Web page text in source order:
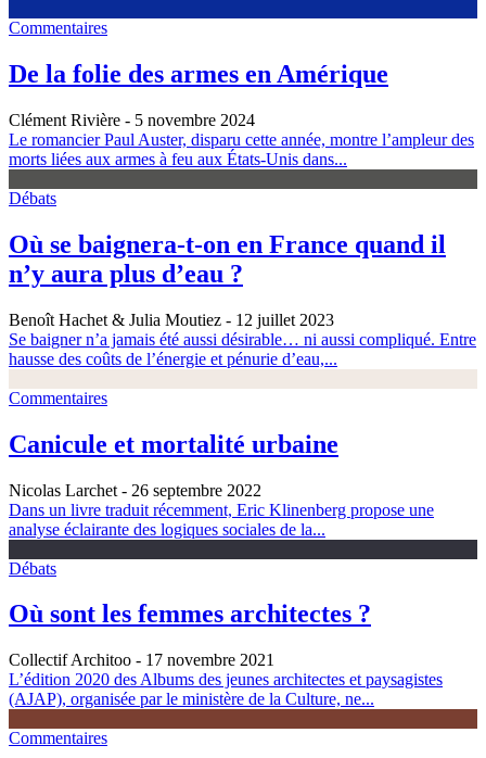
Commentaires
De la folie des armes en Amérique
Clément Rivière - 5 novembre 2024
Le romancier Paul Auster, disparu cette année, montre l’ampleur des
morts liées aux armes à feu aux États-Unis dans...
Débats
Où se baignera-t-on en France quand il
n’y aura plus d’eau ?
Benoît Hachet & Julia Moutiez - 12 juillet 2023
Se baigner n’a jamais été aussi désirable… ni aussi compliqué. Entre
hausse des coûts de l’énergie et pénurie d’eau,...
Commentaires
Canicule et mortalité urbaine
Nicolas Larchet - 26 septembre 2022
Dans un livre traduit récemment, Eric Klinenberg propose une
analyse éclairante des logiques sociales de la...
Débats
Où sont les femmes architectes ?
Collectif Architoo - 17 novembre 2021
L’édition 2020 des Albums des jeunes architectes et paysagistes
(AJAP), organisée par le ministère de la Culture, ne...
Commentaires